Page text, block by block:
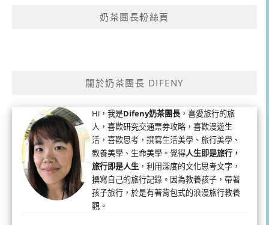
奶茶團長粉絲頁
關於奶茶團長 DIFENY
Hi，我是Difeny奶茶團長 ，喜愛旅行的旅
人，喜歡研究交通票券攻略，喜歡漫遊生
活，喜歡思考，撰寫生活美學、旅行美學、
教養美學、生命美學。覺得人生即是旅行，
旅行即是人生 ，利用深度的文化思考文字，
撰寫自己的旅行記錄。因為教養孩子，帶著
孩子旅行，於是有著背包式的浪漫旅行教養
觀。